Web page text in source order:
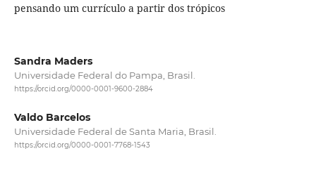
pensando um currículo a partir dos trópicos
Sandra Maders
Universidade Federal do Pampa, Brasil.
https://orcid.org/0000-0001-9600-2884
Valdo Barcelos
Universidade Federal de Santa Maria, Brasil.
https://orcid.org/0000-0001-7768-1543